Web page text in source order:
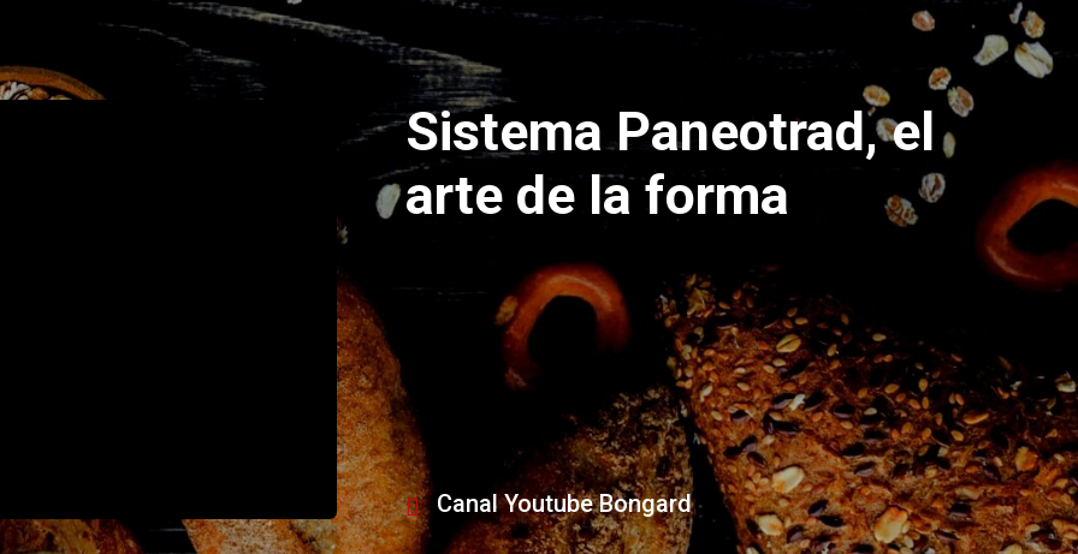
Sistema Paneotrad, el
arte de la forma
Canal Youtube Bongard